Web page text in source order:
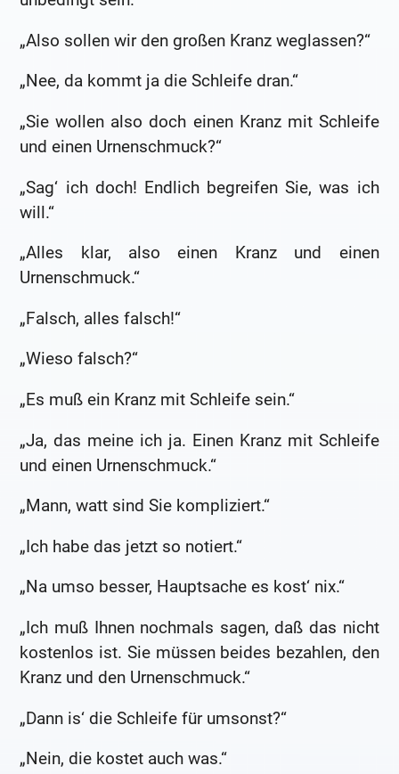
„Also sollen wir den großen Kranz weglassen?“
„Nee, da kommt ja die Schleife dran.“
„Sie wollen also doch einen Kranz mit Schleife
und einen Urnenschmuck?“
„Sag‘ ich doch! Endlich begreifen Sie, was ich
will.“
„Alles klar, also einen Kranz und einen
Urnenschmuck.“
„Falsch, alles falsch!“
„Wieso falsch?“
„Es muß ein Kranz mit Schleife sein.“
„Ja, das meine ich ja. Einen Kranz mit Schleife
und einen Urnenschmuck.“
„Mann, watt sind Sie kompliziert.“
„Ich habe das jetzt so notiert.“
„Na umso besser, Hauptsache es kost‘ nix.“
„Ich muß Ihnen nochmals sagen, daß das nicht
kostenlos ist. Sie müssen beides bezahlen, den
Kranz und den Urnenschmuck.“
„Dann is‘ die Schleife für umsonst?“
„Nein, die kostet auch was.“